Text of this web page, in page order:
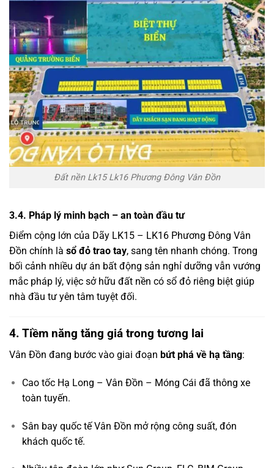
Đất nền Lk15 Lk16 Phương Đông Vân Đồn
3.4. Pháp lý minh bạch – an toàn đầu tư
Điểm cộng lớn của Dãy LK15 – LK16 Phương Đông Vân
Đồn chính là sổ đỏ trao tay, sang tên nhanh chóng. Trong
bối cảnh nhiều dự án bất động sản nghỉ dưỡng vẫn vướng
mắc pháp lý, việc sở hữu đất nền có sổ đỏ riêng biệt giúp
nhà đầu tư yên tâm tuyệt đối.
4. Tiềm năng tăng giá trong tương lai
Vân Đồn đang bước vào giai đoạn bứt phá về hạ tầng:
Cao tốc Hạ Long – Vân Đồn – Móng Cái đã thông xe
toàn tuyến.
Sân bay quốc tế Vân Đồn mở rộng công suất, đón
khách quốc tế.